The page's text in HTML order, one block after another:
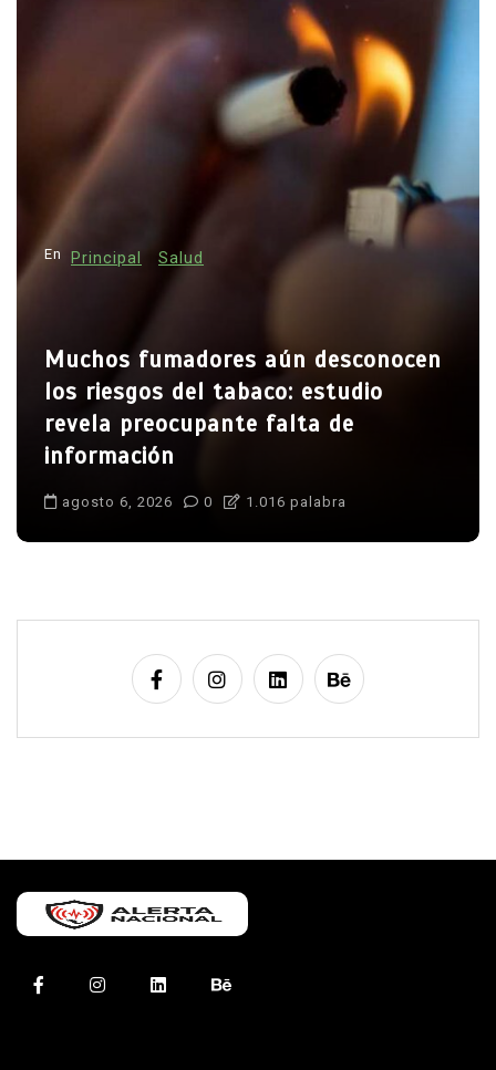
En Principal Salud
Muchos fumadores aún desconocen
los riesgos del tabaco: estudio
revela preocupante falta de
información
agosto 6, 2026 0 1.016 palabra